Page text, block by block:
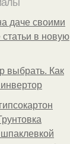
даче своими
в новую
выбрать. Как